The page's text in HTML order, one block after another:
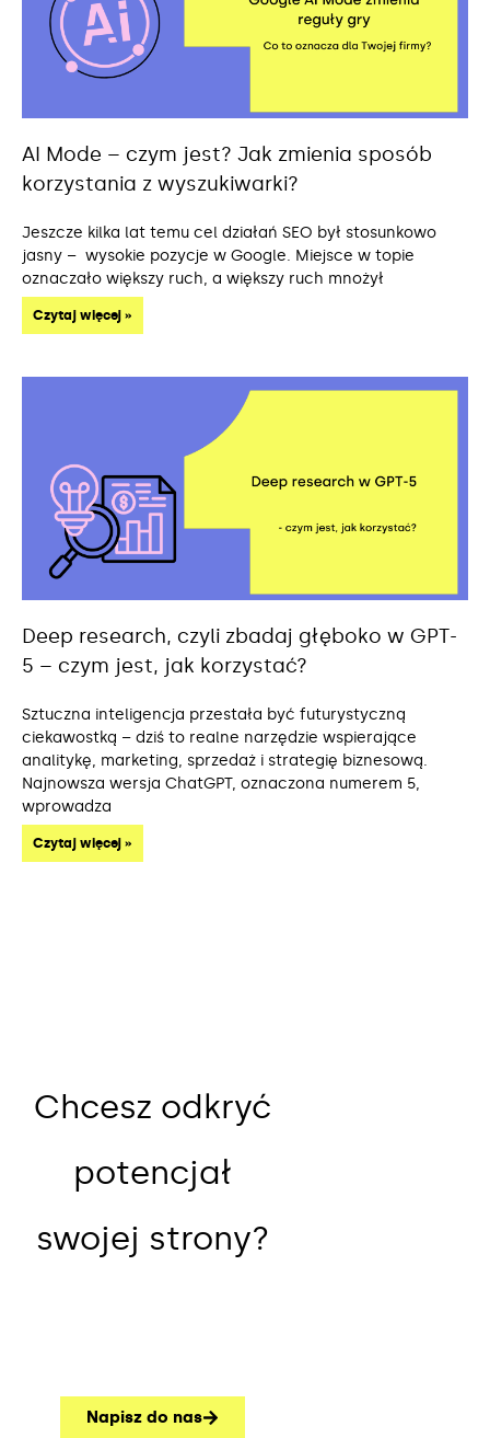
AI Mode – czym jest? Jak zmienia sposób
korzystania z wyszukiwarki?
Jeszcze kilka lat temu cel działań SEO był stosunkowo
jasny – wysokie pozycje w Google. Miejsce w topie
oznaczało większy ruch, a większy ruch mnożył
Czytaj więcej »
Deep research, czyli zbadaj głęboko w GPT-
5 – czym jest, jak korzystać?
Sztuczna inteligencja przestała być futurystyczną
ciekawostką – dziś to realne narzędzie wspierające
analitykę, marketing, sprzedaż i strategię biznesową.
Najnowsza wersja ChatGPT, oznaczona numerem 5,
wprowadza
Czytaj więcej »
Chcesz odkryć
potencjał
swojej strony?
Napisz do nas